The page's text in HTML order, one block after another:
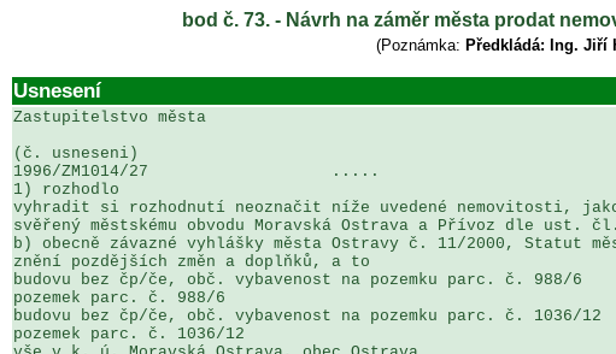
bod č. 73. - Návrh na záměr města prodat
(Poznámka: Předkládá: Ing. Jiří
Usnesení
Zastupitelstvo města
(č. usneseni)
1996/ZM1014/27                   .....
1) rozhodlo
vyhradit si rozhodnutí neoznačit níže uvedené nemovitosti,
svěřený městskému obvodu Moravská Ostrava a Přívoz dle ust.
b) obecně závazné vyhlášky města Ostravy č. 11/2000, Statut
znění pozdějších změn a doplňků, a to
budovu bez čp/če, obč. vybavenost na pozemku parc. č. 988/6
pozemek parc. č. 988/6
budovu bez čp/če, obč. vybavenost na pozemku parc. č. 1036/12
pozemek parc. č. 1036/12